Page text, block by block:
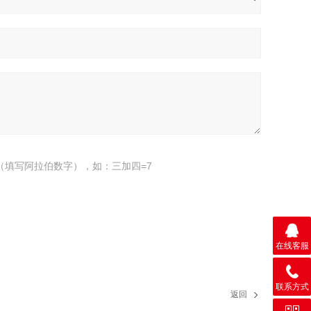
填写阿拉伯数字），如：三加四=7
返回
在线客服
联系方式